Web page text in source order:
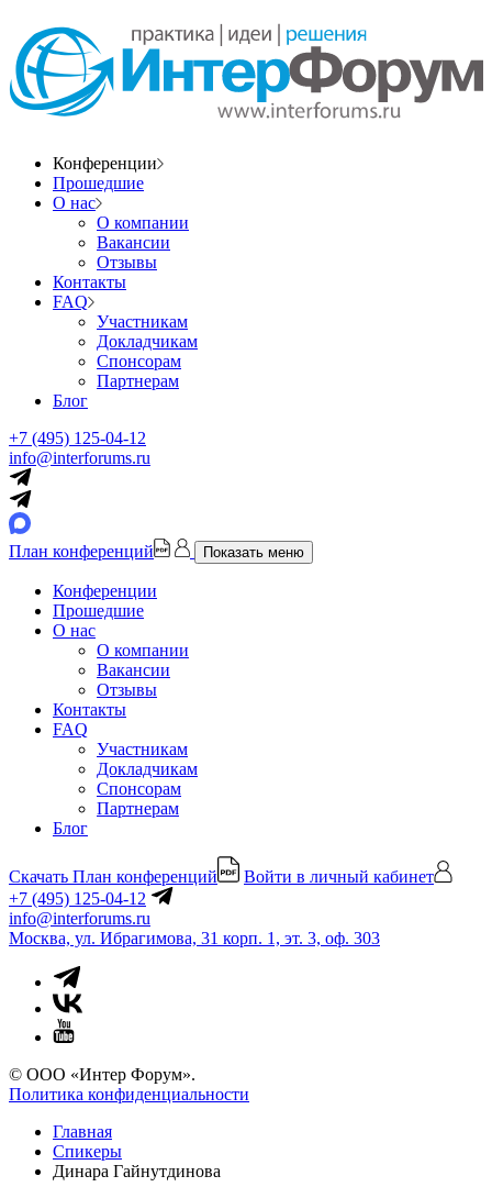
Конференции
Прошедшие
О нас
О компании
Вакансии
Отзывы
Контакты
FAQ
Участникам
Докладчикам
Спонсорам
Партнерам
Блог
+7 (495) 125-04-12
info@interforums.ru
План конференций Показать меню
Конференции
Прошедшие
О нас
О компании
Вакансии
Отзывы
Контакты
FAQ
Участникам
Докладчикам
Спонсорам
Партнерам
Блог
Скачать План конференций
Войти в личный кабинет
+7 (495) 125-04-12
info@interforums.ru
Москва, ул. Ибрагимова, 31 корп. 1, эт. 3, оф. 303
© ООО «Интер Форум».
Политика конфиденциальности
Главная
Спикеры
Динара Гайнутдинова